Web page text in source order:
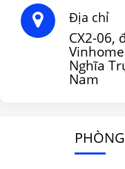
Địa chỉ
CX2-06,
Nghĩa
Nam